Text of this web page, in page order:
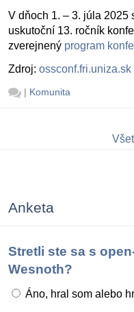
V dňoch 1. – 3. júla 2025
uskutoční 13. ročník
zverejnený program
Zdroj: ossconf.fri.uniza.sk
| Komunita
Anketa
Stretli ste sa s
Wesnoth?
Áno, hral som alebo